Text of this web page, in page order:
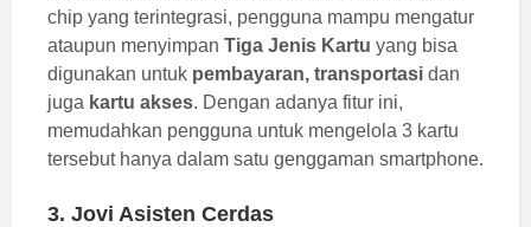
chip yang terintegrasi, pengguna mampu mengatur
ataupun menyimpan Tiga Jenis Kartu yang bisa
digunakan untuk pembayaran, transportasi dan
juga kartu akses. Dengan adanya fitur ini,
memudahkan pengguna untuk mengelola 3 kartu
tersebut hanya dalam satu genggaman smartphone.
3. Jovi Asisten Cerdas